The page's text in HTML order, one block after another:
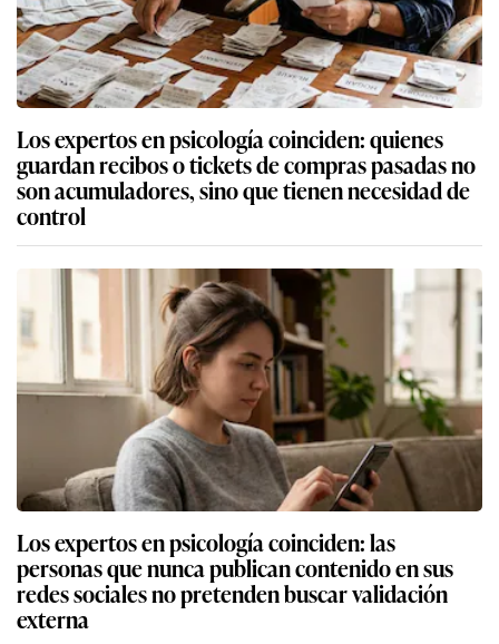
Los expertos en psicología coinciden: quienes
guardan recibos o tickets de compras pasadas no
son acumuladores, sino que tienen necesidad de
control
Los expertos en psicología coinciden: las
personas que nunca publican contenido en sus
redes sociales no pretenden buscar validación
externa